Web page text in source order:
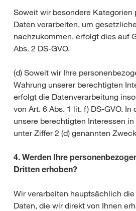
Soweit wir besondere Kategorien
Daten verarbeiten, um
nachzukommen, erfolgt dies auf
Abs. 2 DS-GVO.
(d) Soweit wir Ihre
Wahrung unserer berechtigten
erfolgt die Datenverarbeitung
von Art. 6 Abs. 1 lit. f) DS-GVO. In
unsere berechtigten Interessen
unter Ziffer 2 (d) genannten
4. Werden Ihre
Dritten erhoben?
Wir verarbeiten hauptsächlich
Daten, die wir direkt von Ihnen